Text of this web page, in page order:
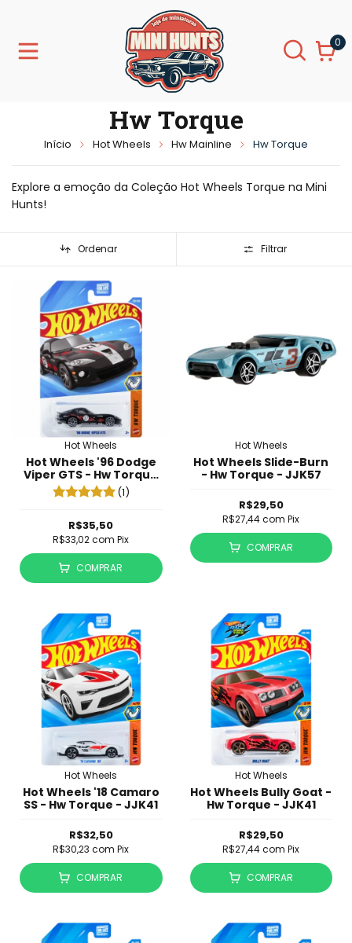
0
Hw Torque
Início Hot Wheels Hw Mainline Hw Torque
Explore a emoção da Coleção Hot Wheels Torque na Mini
Hunts!
Ordenar Filtrar
Hot Wheels
Hot Wheels '96 Dodge
Viper GTS - Hw Torque
- JJK50 (1)
R$35,50
R$33,02com Pix
COMPRAR
Hot Wheels
Hot Wheels Slide-Burn
- Hw Torque - JJK57
R$29,50
R$27,44com Pix
COMPRAR
Hot Wheels
Hot Wheels '18 Camaro
SS - Hw Torque - JJK41
R$32,50
R$30,23com Pix
COMPRAR
Hot Wheels
Hot Wheels Bully Goat -
Hw Torque - JJK41
R$29,50
R$27,44com Pix
COMPRAR